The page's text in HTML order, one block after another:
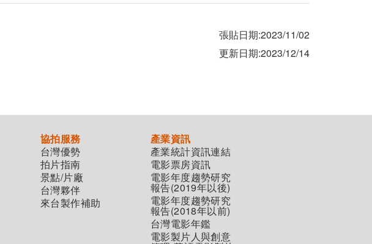
張貼日期:2023/11/02
更新日期:2023/12/14
協拍服務
台灣優勢
拍片指南
景點/片廠
台灣夥伴
來台製作補助
產業資訊
產業統計資訊連結
電影票房資訊
電影年度趨勢研究
報告(2019年以後)
電影年度趨勢研究
報告(2018年以前)
台灣電影年鑑
電影製片人與創意